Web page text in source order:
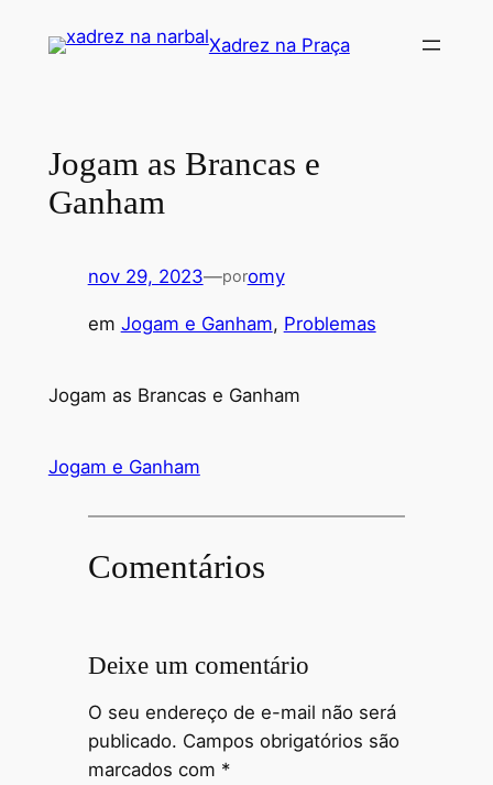
Xadrez na Praça
Jogam as Brancas e
Ganham
nov 29, 2023—poromy
em Jogam e Ganham, Problemas
Jogam as Brancas e Ganham
Jogam e Ganham
Comentários
Deixe um comentário
O seu endereço de e-mail não será
publicado. Campos obrigatórios são
marcados com *